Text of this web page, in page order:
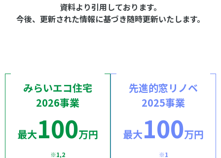
資料より引用しております。
今後、更新された情報に基づき随時更新いたします。
みらいエコ住宅
2026事業
最大100万円
※1,2
先進的窓リノベ
2025事業
最大100万円
※1